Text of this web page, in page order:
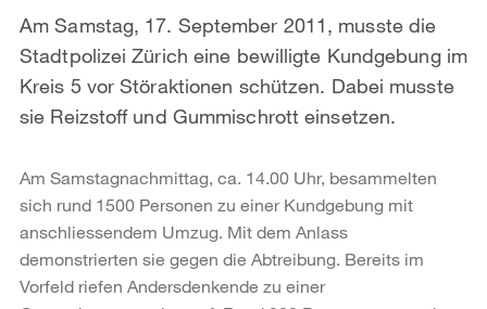
Am Samstag, 17. September 2011, musste die
Stadtpolizei Zürich eine bewilligte Kundgebung im
Kreis 5 vor Störaktionen schützen. Dabei musste
sie Reizstoff und Gummischrott einsetzen.
Am Samstagnachmittag, ca. 14.00 Uhr, besammelten
sich rund 1500 Personen zu einer Kundgebung mit
anschliessendem Umzug. Mit dem Anlass
demonstrierten sie gegen die Abtreibung. Bereits im
Vorfeld riefen Andersdenkende zu einer